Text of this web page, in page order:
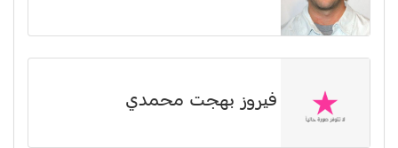
فيروز بهجت محمدي